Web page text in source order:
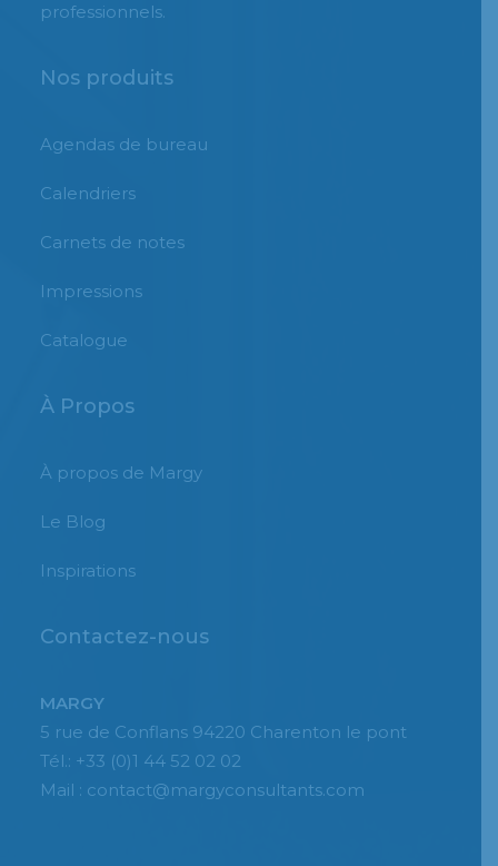
professionnels.
Nos produits
Agendas de bureau
Calendriers
Carnets de notes
Impressions
Catalogue
À Propos
À propos de Margy
Le Blog
Inspirations
Contactez-nous
MARGY
5 rue de Conflans 94220 Charenton le pont
Tél.: +33 (0)1 44 52 02 02
Mail : contact@margyconsultants.com